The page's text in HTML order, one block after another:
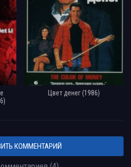
Цвет денег (1986)
КОММЕНТАРИЙ